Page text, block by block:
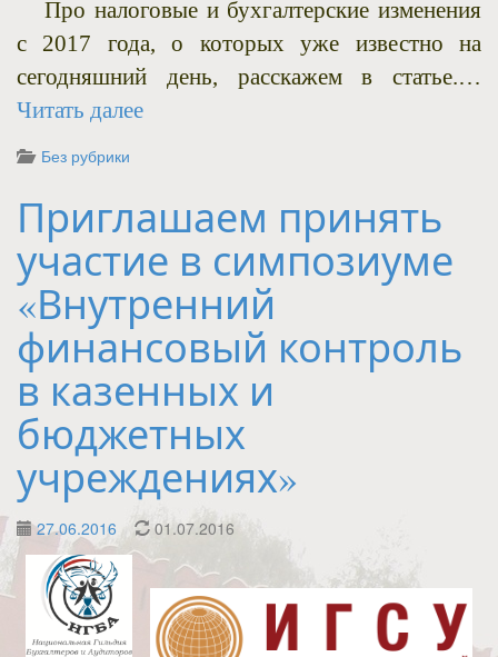
Про налоговые и бухгалтерские изменения
с 2017 года, о которых уже известно на
сегодняшний день, расскажем в статье.…
Читать далее
Без рубрики
Приглашаем принять
участие в симпозиуме
«Внутренний
финансовый контроль
в казенных и
бюджетных
учреждениях»
27.06.2016 01.07.2016